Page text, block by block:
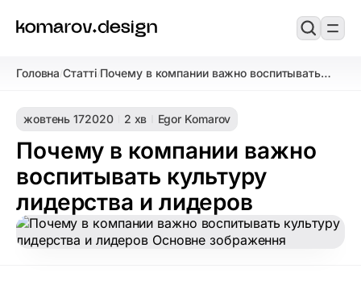
Головна/Статті/Почему в компании важно воспитывать
жовтень 172020 2 хв Egor Komarov
Почему в компании важно
воспитывать культуру
лидерства и лидеров